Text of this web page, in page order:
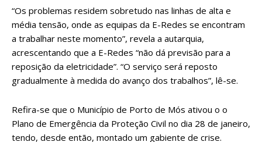
“Os problemas residem sobretudo nas linhas de alta e
média tensão, onde as equipas da E-Redes se encontram
a trabalhar neste momento”, revela a autarquia,
acrescentando que a E-Redes “não dá previsão para a
reposição da eletricidade”. “O serviço será reposto
gradualmente à medida do avanço dos trabalhos”, lê-se.
Refira-se que o Município de Porto de Mós ativou o o
Plano de Emergência da Proteção Civil no dia 28 de janeiro,
tendo, desde então, montado um gabiente de crise.